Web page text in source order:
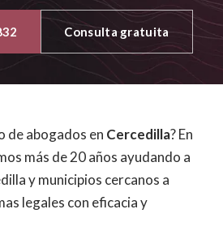
Consulta gratuita
de abogados en Cercedilla? En
más de 20 años ayudando a
y municipios cercanos a
legales con eficacia y